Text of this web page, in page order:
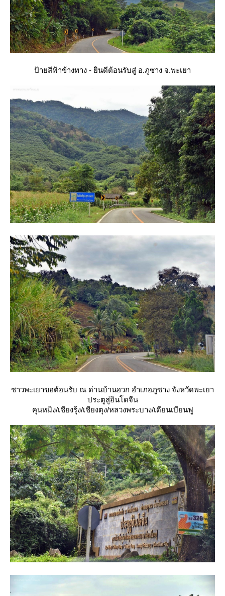
ป้ายสีฟ้าข้างทาง - ยินดีต้อนรับสู่ อ.ภูซาง จ.พะเยา
ชาวพะเยาขอต้อนรับ ณ ด่านบ้านฮวก อำเภอภูซาง จังหวัดพะเยา
ประตูสู่อินโดจีน
คุนหมิง/เชียงรุ้ง/เชียงตุง/หลวงพระบาง/เดียนเบียนฟู